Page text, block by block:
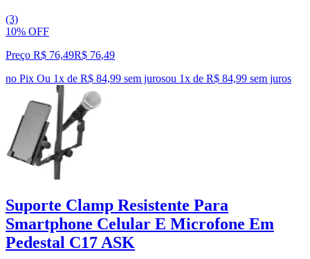
(3)
10% OFF
Preço R$ 76,49R$ 76,49
no Pix Ou 1x de R$ 84,99 sem jurosou 1x de R$ 84,99 sem juros
Suporte Clamp Resistente Para
Smartphone Celular E Microfone Em
Pedestal C17 ASK